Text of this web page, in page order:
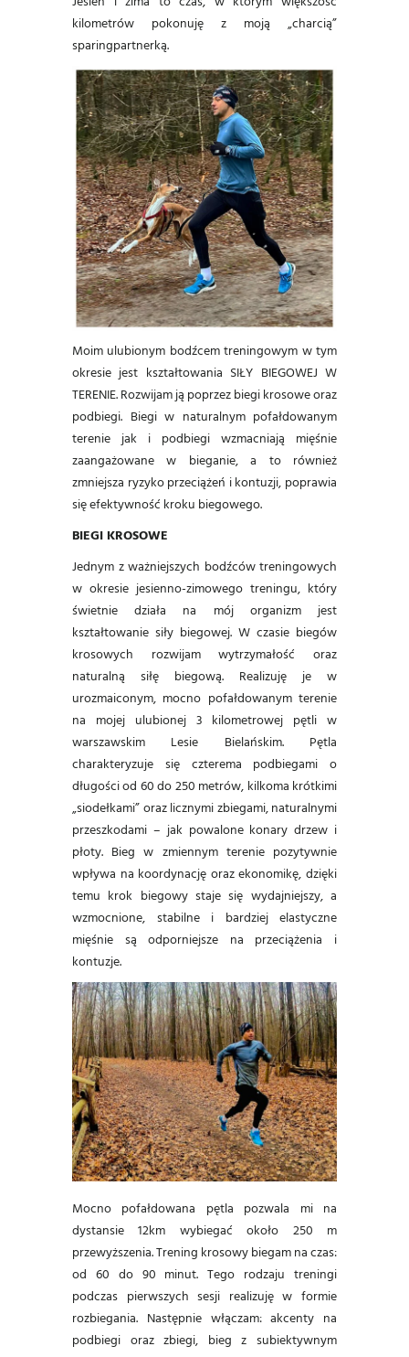
kilometrów pokonuję z moją „charcią”
sparingpartnerką.
Moim ulubionym bodźcem treningowym w tym
okresie jest kształtowania SIŁY BIEGOWEJ W
TERENIE. Rozwijam ją poprzez biegi krosowe oraz
podbiegi. Biegi w naturalnym pofałdowanym
terenie jak i podbiegi wzmacniają mięśnie
zaangażowane w bieganie, a to również
zmniejsza ryzyko przeciążeń i kontuzji, poprawia
się efektywność kroku biegowego.
BIEGI KROSOWE
Jednym z ważniejszych bodźców treningowych
w okresie jesienno-zimowego treningu, który
świetnie działa na mój organizm jest
kształtowanie siły biegowej. W czasie biegów
krosowych rozwijam wytrzymałość oraz
naturalną siłę biegową. Realizuję je w
urozmaiconym, mocno pofałdowanym terenie
na mojej ulubionej 3 kilometrowej pętli w
warszawskim Lesie Bielańskim. Pętla
charakteryzuje się czterema podbiegami o
długości od 60 do 250 metrów, kilkoma krótkimi
„siodełkami” oraz licznymi zbiegami, naturalnymi
przeszkodami – jak powalone konary drzew i
płoty. Bieg w zmiennym terenie pozytywnie
wpływa na koordynację oraz ekonomikę, dzięki
temu krok biegowy staje się wydajniejszy, a
wzmocnione, stabilne i bardziej elastyczne
mięśnie są odporniejsze na przeciążenia i
kontuzje.
Mocno pofałdowana pętla pozwala mi na
dystansie 12km wybiegać około 250 m
przewyższenia. Trening krosowy biegam na czas:
od 60 do 90 minut. Tego rodzaju treningi
podczas pierwszych sesji realizuję w formie
rozbiegania. Następnie włączam: akcenty na
podbiegi oraz zbiegi, bieg z subiektywnym